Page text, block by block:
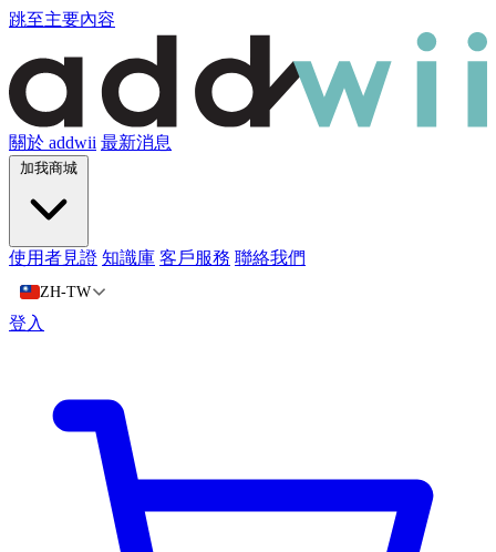
跳至主要內容
關於 addwii 最新消息
加我商城
使用者見證 知識庫 客戶服務 聯絡我們
ZH-TW
登入